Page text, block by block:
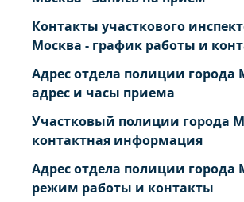
Контакты участкового
Москва - график работы и
Адрес отдела полиции города
адрес и часы приема
Участковый полиции города
контактная информация
Адрес отдела полиции города
режим работы и контакты